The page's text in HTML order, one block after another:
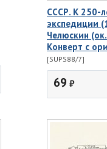
СССР. К 250-
экспедиции
Челюскин
Конверт с
[SUPS88/7]
69 ₽